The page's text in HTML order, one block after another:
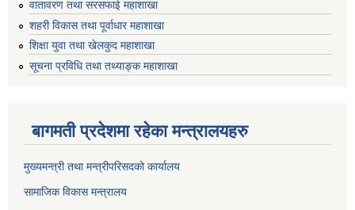
वातावरण तथा सरसफाई महाशाखा
शहरी विकास तथा पूर्वाधार महाशाखा
शिक्षा युवा तथा खेलकुद महाशाखा
सूचना प्रविधि तथा तथ्याङ्क महाशाखा
बागमती प्रदेशमा रहेका मन्त्रालयहरु
मुख्यमन्त्री तथा मन्त्रीपरिसदको कार्यालय
सामाजिक विकास मन्त्रालय